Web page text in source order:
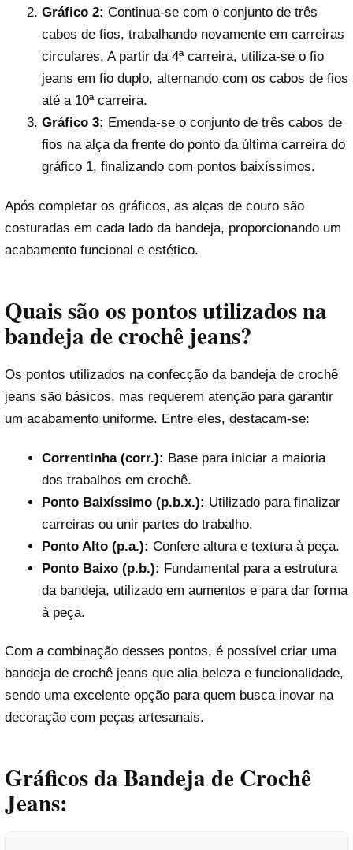
Gráfico 2: Continua-se com o conjunto de três
cabos de fios, trabalhando novamente em carreiras
circulares. A partir da 4ª carreira, utiliza-se o fio
jeans em fio duplo, alternando com os cabos de fios
até a 10ª carreira.
Gráfico 3: Emenda-se o conjunto de três cabos de
fios na alça da frente do ponto da última carreira do
gráfico 1, finalizando com pontos baixíssimos.
Após completar os gráficos, as alças de couro são
costuradas em cada lado da bandeja, proporcionando um
acabamento funcional e estético.
Quais são os pontos utilizados na
bandeja de crochê jeans?
Os pontos utilizados na confecção da bandeja de crochê
jeans são básicos, mas requerem atenção para garantir
um acabamento uniforme. Entre eles, destacam-se:
Correntinha (corr.): Base para iniciar a maioria
dos trabalhos em crochê.
Ponto Baixíssimo (p.b.x.): Utilizado para finalizar
carreiras ou unir partes do trabalho.
Ponto Alto (p.a.): Confere altura e textura à peça.
Ponto Baixo (p.b.): Fundamental para a estrutura
da bandeja, utilizado em aumentos e para dar forma
à peça.
Com a combinação desses pontos, é possível criar uma
bandeja de crochê jeans que alia beleza e funcionalidade,
sendo uma excelente opção para quem busca inovar na
decoração com peças artesanais.
Gráficos da Bandeja de Crochê
Jeans: